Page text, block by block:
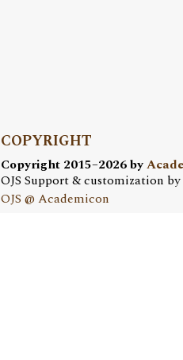
COPYRIGHT
Copyright 2015–2026 by
OJS Support & customization by
OJS @ Academicon